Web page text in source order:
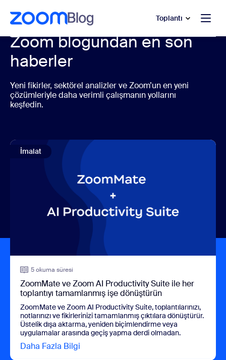
içeriğe atla
yardımına atla Toplantı
Zoom blogundan en son
haberler
Yeni fikirler, sektörel analizler ve Zoom’un en yeni
çözümleriyle daha verimli çalışmanın yollarını
keşfedin.
İmalat
5 okuma süresi
ZoomMate ve Zoom AI Productivity Suite ile her
toplantıyı tamamlanmış işe dönüştürün
ZoomMate ve Zoom AI Productivity Suite, toplantılarınızı,
notlarınızı ve fikirlerinizi tamamlanmış çıktılara dönüştürür.
Üstelik dışa aktarma, yeniden biçimlendirme veya
uygulamalar arasında geçiş yapma derdi olmadan.
Daha Fazla Bilgi